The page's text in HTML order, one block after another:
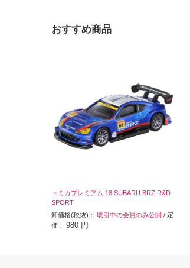
おすすめ商品
トミカプレミアム 18 SUBARU BRZ R&D
SPORT
卸価格(税抜)： 取引中の会員のみ公開 / 定
価： 980 円